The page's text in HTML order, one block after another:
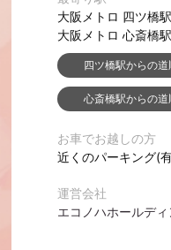
大阪メトロ 四ツ橋
大阪メトロ 心斎橋
四ツ橋駅からの
心斎橋駅からの道
お車でお越しの方
近くのパーキング(
運営会社
エコノハホールデ